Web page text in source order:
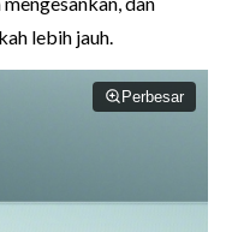
lebih jauh.
Perbesar